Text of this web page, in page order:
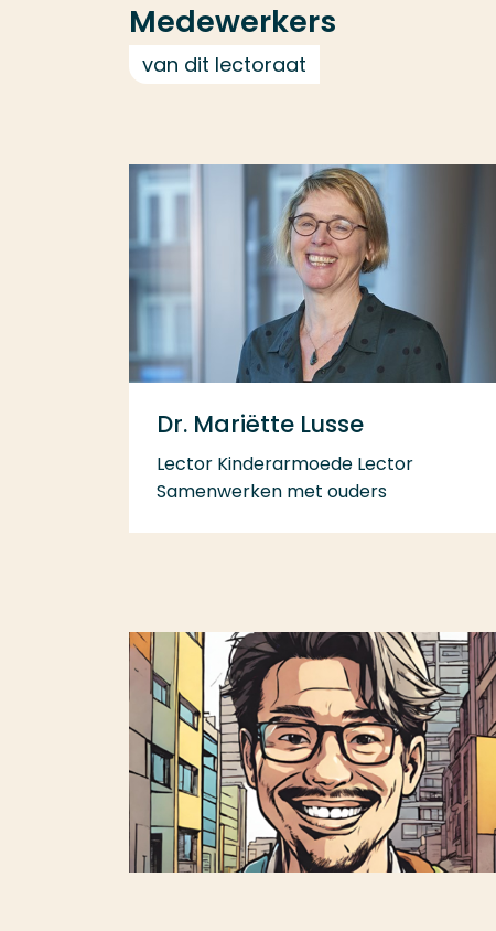
Medewerkers
van dit lectoraat
Dr. Mariëtte Lusse
Lector Kinderarmoede Lector
Samenwerken met ouders